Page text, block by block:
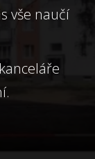
vše naučí